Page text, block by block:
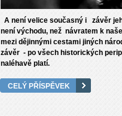
A není velice současný i závěr
není východu, než návratem k
mezi dějinnými cestami jiných
závěr - po všech historických
naléhavě platí.
CELÝ PŘÍSPĚVEK